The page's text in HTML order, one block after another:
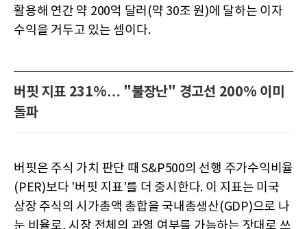
활용해 연간 약 200억 달러(약 30조 원)에 달하는 이자
수익을 거두고 있는 셈이다.
버핏 지표 231%… "불장난" 경고선 200% 이미
돌파
버핏은 주식 가치 판단 때 S&P500의 선행 주가수익비율
(PER)보다 '버핏 지표'를 더 중시한다. 이 지표는 미국
상장 주식의 시가총액 총합을 국내총생산(GDP)으로 나
눈 비율로, 시장 전체의 과열 여부를 가늠하는 잣대로 쓰